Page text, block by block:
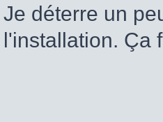
Je déterre un
l'installation. Ça